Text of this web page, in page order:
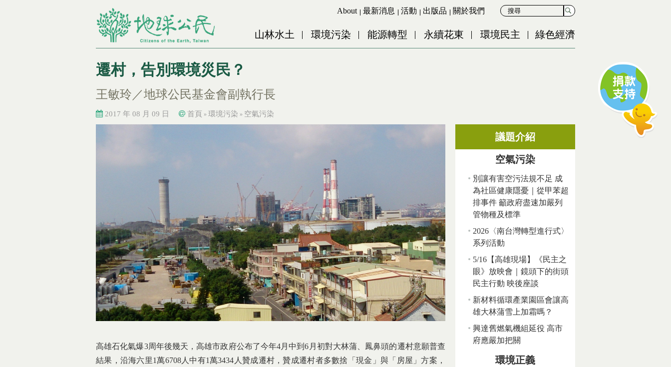
Jump to Navigation
Jump to Main content
About 最新消息 活動 出版品 關於我們
山林水土 環境污染 能源轉型 永續花東 環境民主 綠色經濟
遷村，告別環境災民？
王敏玲／地球公民基金會副執行長
2017 年 08 月 09 日
您在這裡
首頁 » 環境污染 » 空氣污染
高雄石化氣爆3周年後幾天，高雄市政府公布了今年4月中到6月初對大林蒲、鳳鼻頭的遷村意願普查
結果，沿海六里1萬6708人中有1萬3434人贊成遷村，贊成遷村者多數捨「現金」與「房屋」方案，
議題介紹
空氣污染
別讓有害空污法規不足 成
為社區健康隱憂｜從甲苯超
排事件 籲政府盡速加嚴列
管物種及標準
2026〈南台灣轉型進行式〉
系列活動
5/16【高雄現場】《民主之
眼》放映會｜鏡頭下的街頭
民主行動 映後座談
新材料循環產業園區會讓高
雄大林蒲雪上加霜嗎？
興達舊燃氣機組延役 高市
府應嚴加把關
環境正義